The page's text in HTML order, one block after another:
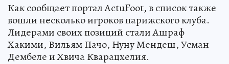
Как сообщает портал ActuFoot, в список также
вошли несколько игроков парижского клуба.
Лидерами своих позиций стали Ашраф
Хакими, Вильям Пачо, Нуну Мендеш, Усман
Дембеле и Хвича Кварацхелия.